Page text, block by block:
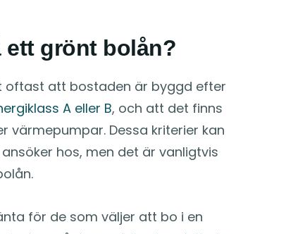
ett grönt bolån?
oftast att bostaden är byggd efter
A eller B, och att det finns
värmepumpar. Dessa kriterier kan
hos, men det är vanligtvis
för de som väljer att bo i en